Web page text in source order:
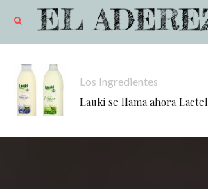
Los Ingredientes
Lauki se llama ahora Lactel